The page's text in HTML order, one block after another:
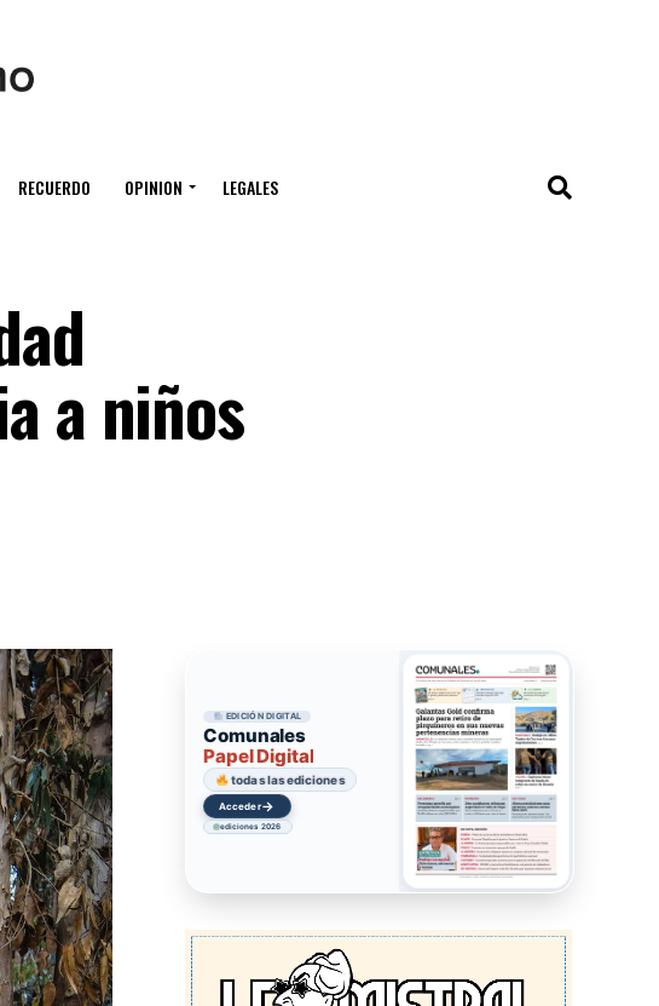
RECUERDO OPINION LEGALES
a niños
EDICIÓN DIGITAL
Comunales
Papel Digital
todas las ediciones
Acceder→
ediciones 2026